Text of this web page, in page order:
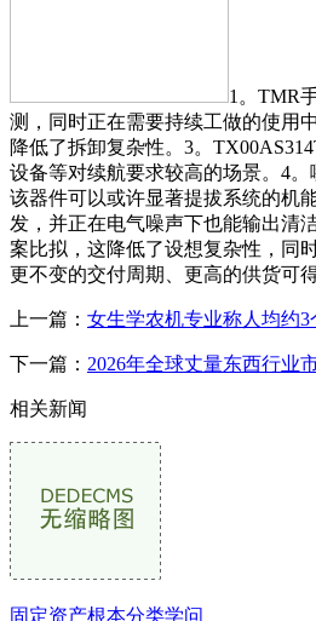
1。TMR
测，同时正在需要持续工做的使用
降低了拆卸复杂性。3。
设备等对续航要求较高的场景。4
该器件可以或许显著提拔系统的机
发，并正在电气噪声下也能输出清
案比拟，这降低了设想复杂性，同
更不变的交付周期、更高的供货可
上一篇： 女生学农机专业称人均约3
下一篇： 2026年全球丈量东西行业
相关新闻
固定资产根本分类学问